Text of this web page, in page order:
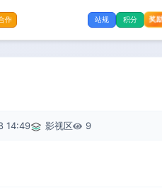
作 站规 积分 奖
14:49 影视区 9